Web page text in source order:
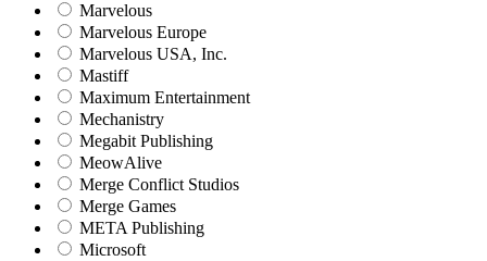
Marvelous
Marvelous Europe
Marvelous USA, Inc.
Mastiff
Maximum Entertainment
Mechanistry
Megabit Publishing
MeowAlive
Merge Conflict Studios
Merge Games
META Publishing
Microsoft